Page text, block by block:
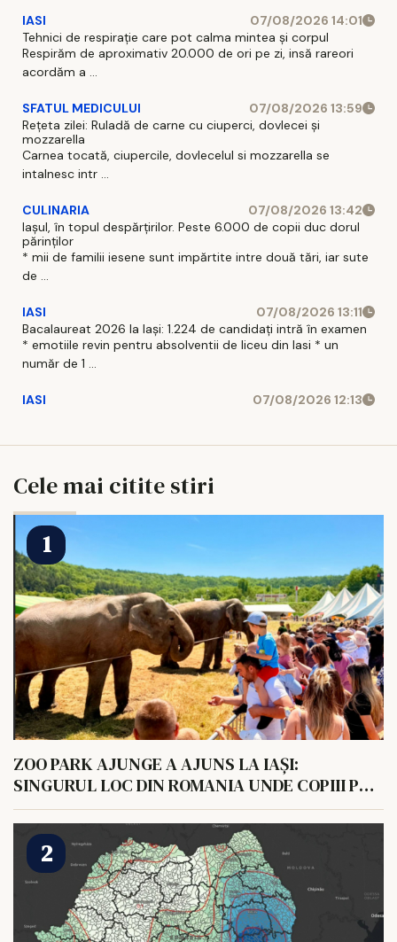
IASI
07/08/2026 14:01
Tehnici de respirație care pot calma mintea și corpul
Respirăm de aproximativ 20.000 de ori pe zi, insă rareori
acordăm a ...
SFATUL MEDICULUI
07/08/2026 13:59
Rețeta zilei: Ruladă de carne cu ciuperci, dovlecei și
mozzarella
Carnea tocată, ciupercile, dovlecelul si mozzarella se
intalnesc intr ...
CULINARIA
07/08/2026 13:42
Iașul, în topul despărțirilor. Peste 6.000 de copii duc dorul
părinților
* mii de familii iesene sunt impărtite intre două tări, iar sute
de ...
IASI
07/08/2026 13:11
Bacalaureat 2026 la Iași: 1.224 de candidați intră în examen
* emotiile revin pentru absolventii de liceu din Iasi * un
număr de 1 ...
IASI 07/08/2026 12:13
Cele mai citite stiri
ZOO PARK AJUNGE A AJUNS LA IAȘI:
SINGURUL LOC DIN ROMANIA UNDE COPIII POT
HRANI UN ELEFANT